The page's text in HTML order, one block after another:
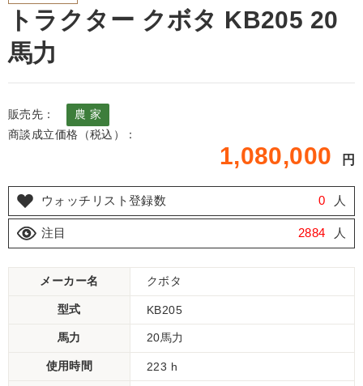
トラクター クボタ KB205 20
馬力
販売先：
農 家
商談成立価格（税込）：
1,080,000 円
ウォッチリスト登録数 0 人
注目 2884 人
メーカー名 クボタ
型式 KB205
馬力 20馬力
使用時間 223 h